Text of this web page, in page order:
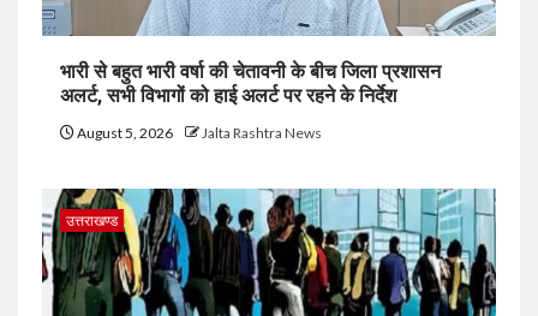
भारी से बहुत भारी वर्षा की चेतावनी के बीच जिला प्रशासन
अलर्ट, सभी विभागों को हाई अलर्ट पर रहने के निर्देश
August 5, 2026 Jalta Rashtra News
उत्तराखण्ड